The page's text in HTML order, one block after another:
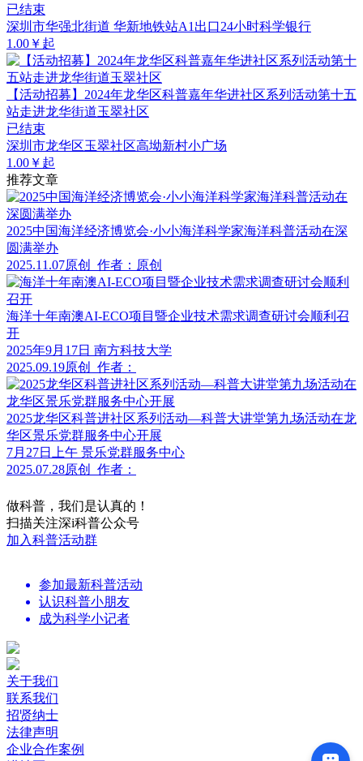
已结束
深圳市华强北街道 华新地铁站A1出口24小时科学银行
1.00￥起
【活动招募】2024年龙华区科普嘉年华进社区系列活动第十五
站走进龙华街道玉翠社区
已结束
深圳市龙华区玉翠社区高坳新村小广场
1.00￥起
推荐文章
2025中国海洋经济博览会·小小海洋科学家海洋科普活动在深
圆满举办
2025.11.07原创 作者：原创
海洋十年南澳AI-ECO项目暨企业技术需求调查研讨会顺利召
开
2025年9月17日 南方科技大学
2025.09.19原创 作者：
2025龙华区科普进社区系列活动—科普大讲堂第九场活动在龙
华区景乐党群服务中心开展
7月27日上午 景乐党群服务中心
2025.07.28原创 作者：
做科普，我们是认真的！
扫描关注深i科普公众号
加入科普活动群
参加最新科普活动
认识科普小朋友
成为科学小记者
关于我们
联系我们
招贤纳士
法律声明
企业合作案例